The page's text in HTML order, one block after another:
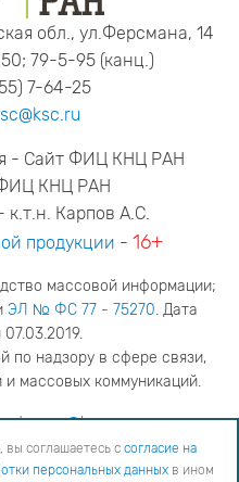
обл., ул.Ферсмана, 14
79-5-95 (канц.)
7-64-25
- Сайт ФИЦ КНЦ РАН
КНЦ РАН
к.т.н. Карпов А.С.
продукции - 16+
массовой информации;
ЭЛ № ФС 77 - 75270. Дата
по надзору в сфере связи,
массовых коммуникаций.
81555-79-516
вы соглашаетесь с согласие на
персональных данных в ином